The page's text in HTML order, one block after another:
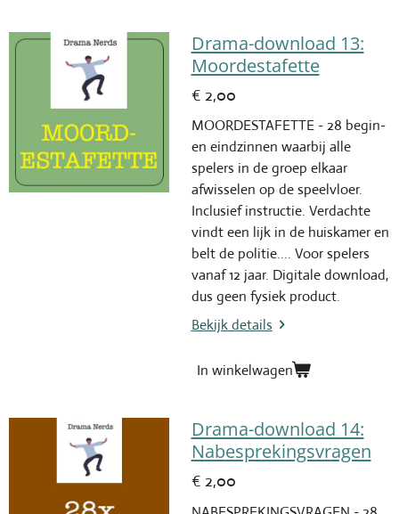
Drama-download 13:
Moordestafette
€ 2,00
MOORDESTAFETTE - 28 begin-
en eindzinnen waarbij alle
spelers in de groep elkaar
afwisselen op de speelvloer.
Inclusief instructie. Verdachte
vindt een lijk in de huiskamer en
belt de politie.... Voor spelers
vanaf 12 jaar. Digitale download,
dus geen fysiek product.
Bekijk details
In winkelwagen
Drama-download 14:
Nabesprekingsvragen
€ 2,00